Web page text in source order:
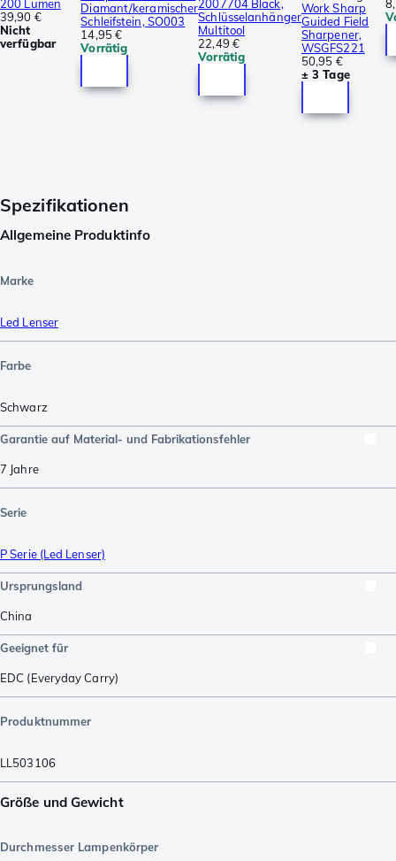
200 Lumen
39,90 €
Nicht
verfügbar
Diamant/keramischer
Schleifstein, SO003
14,95 €
Vorrätig
2007704 Black,
Schlüsselanhänger
Multitool
22,49 €
Vorrätig
Work Sharp
Guided Field
Sharpener,
WSGFS221
50,95 €
± 3 Tage
Spezifikationen
Allgemeine Produktinfo
Marke
Led Lenser
Farbe
Schwarz
Garantie auf Material- und Fabrikationsfehler
7 Jahre
Serie
P Serie (Led Lenser)
Ursprungsland
China
Geeignet für
EDC (Everyday Carry)
Produktnummer
LL503106
Größe und Gewicht
Durchmesser Lampenkörper